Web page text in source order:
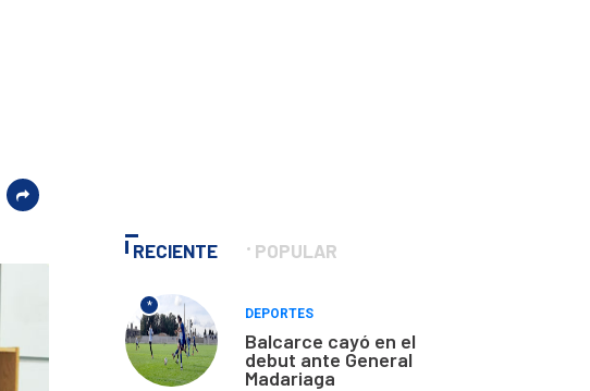
RECIENTE POPULAR
*
DEPORTES
Balcarce cayó en el
debut ante General
Madariaga